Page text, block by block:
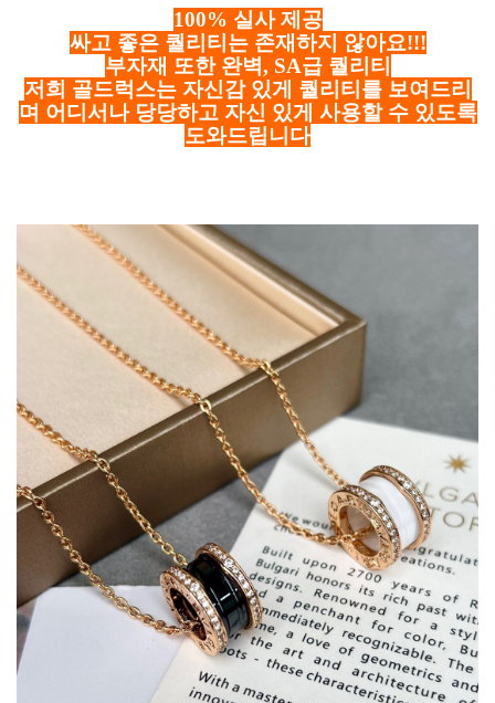
100% 실사 제공
싸고 좋은 퀄리티는 존재하지 않아요!!!
부자재 또한 완벽, SA급 퀄리티
저희 골드럭스는 자신감 있게 퀄리티를 보여드리
며 어디서나 당당하고 자신 있게 사용할 수 있도록
도와드립니다